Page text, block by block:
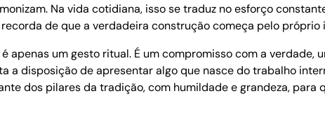
Na vida cotidiana, isso se traduz no esforço
de que a verdadeira construção começa pelo próprio
apenas um gesto ritual. É um compromisso com a
a disposição de apresentar algo que nasce do trabalho
dos pilares da tradição, com humildade e grandeza, para